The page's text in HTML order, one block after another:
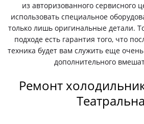
из авторизованного сервисного
использовать специальное
только лишь оригинальные детали.
подходе есть гарантия того, что
техника будет вам служить еще
дополнительного
Ремонт